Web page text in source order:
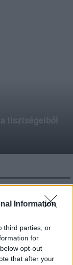
Information
third parties, or
for
opt-out
that after your
tisztségeiből